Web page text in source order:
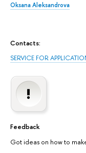
Oksana Aleksandrova
Contacts:
SERVICE FOR
Feedback
Got ideas on how to